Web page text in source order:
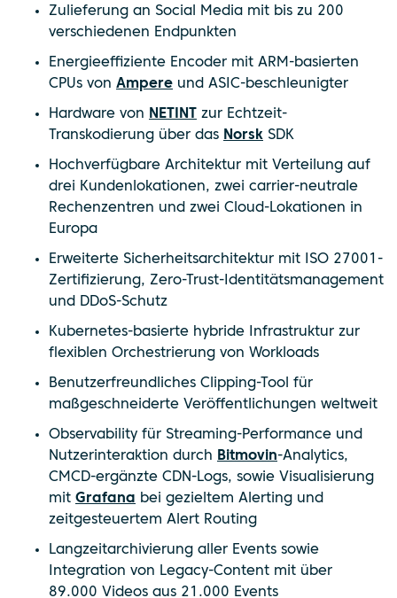
Zulieferung an Social Media mit bis zu 200
verschiedenen Endpunkten
Energieeffiziente Encoder mit ARM-basierten
CPUs von Ampere und ASIC-beschleunigter
Hardware von NETINT
zur Echtzeit-
Transkodierung über das Norsk SDK
Hochverfügbare Architektur mit Verteilung auf
drei Kundenlokationen, zwei carrier-neutrale
Rechenzentren und zwei Cloud-Lokationen in
Europa
Erweiterte Sicherheitsarchitektur mit ISO 27001-
Zertifizierung, Zero-Trust-Identitätsmanagement
und DDoS-Schutz
Kubernetes-basierte hybride Infrastruktur zur
flexiblen Orchestrierung von Workloads
Benutzerfreundliches Clipping-Tool für
maßgeschneiderte Veröffentlichungen weltweit
Observability für Streaming-Performance und
Nutzerinteraktion durch Bitmovin-Analytics,
CMCD-ergänzte CDN-Logs, sowie Visualisierung
mit Grafana bei gezieltem Alerting und
zeitgesteuertem Alert Routing
Langzeitarchivierung aller Events sowie
Integration von Legacy-Content mit über
89.000 Videos aus 21.000 Events